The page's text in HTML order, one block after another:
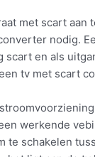
met scart aan
nodig.
scart en als
tv met scart
werkende
te schakelen